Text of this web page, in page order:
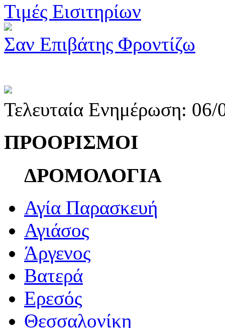
Τιμές Εισιτηρίων
Σαν Επιβάτης Φροντίζω
Τελευταία Ενημέρωση:
ΠΡΟΟΡΙΣΜΟΙ
ΔΡΟΜΟΛΟΓΙΑ
Αγία Παρασκευή
Αγιάσος
Άργενος
Βατερά
Ερεσός
Θεσσαλονίκη